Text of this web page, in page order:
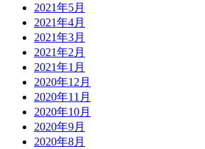
2021年5月
2021年4月
2021年3月
2021年2月
2021年1月
2020年12月
2020年11月
2020年10月
2020年9月
2020年8月